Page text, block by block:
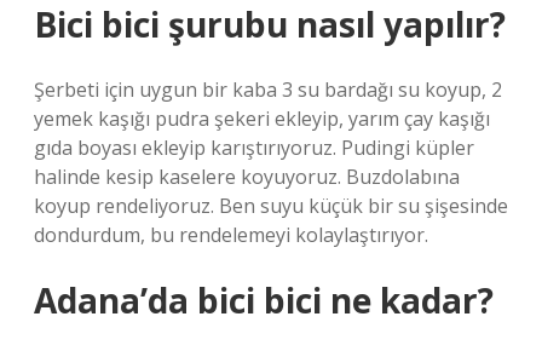
Bici bici şurubu nasıl yapılır?
Şerbeti için uygun bir kaba 3 su bardağı su koyup, 2
yemek kaşığı pudra şekeri ekleyip, yarım çay kaşığı
gıda boyası ekleyip karıştırıyoruz. Pudingi küpler
halinde kesip kaselere koyuyoruz. Buzdolabına
koyup rendeliyoruz. Ben suyu küçük bir su şişesinde
dondurdum, bu rendelemeyi kolaylaştırıyor.
Adana’da bici bici ne kadar?